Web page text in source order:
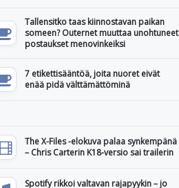
Tallensitko taas kiinnostavan paikan
someen? Outernet muuttaa unohtuneet
postaukset menovinkeiksi
7 etikettisääntöä, joita nuoret eivät
enää pidä välttämättöminä
The X-Files -elokuva palaa synkempänä
– Chris Carterin K18-versio sai trailerin
Spotify rikkoi valtavan rajapyykin – jo